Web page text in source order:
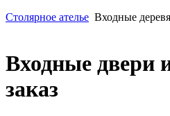
Столярное ателье Входные
Входные двери
заказ